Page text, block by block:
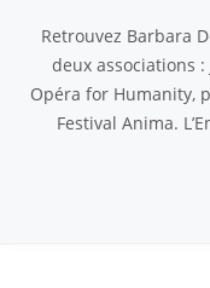
Retrouvez Barbara
deux associations
Opéra for Humanity,
Festival Anima.